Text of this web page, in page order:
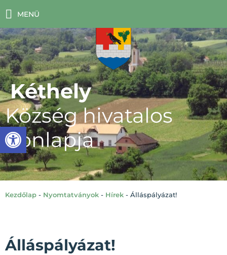
Eszköztár megnyitása
MENÜ
Kéthely
Község hivatalos
honlapja
Kezdőlap - Nyomtatványok - Hírek - Álláspályázat!
Álláspályázat!